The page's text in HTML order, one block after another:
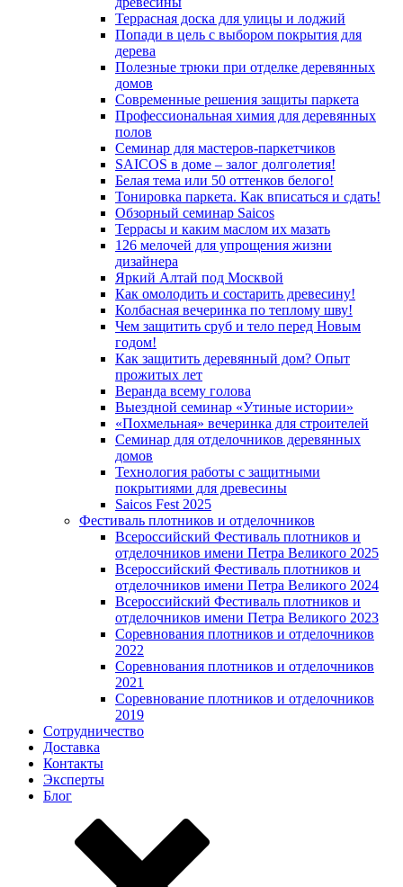
Террасная доска для улицы и лоджий
Попади в цель с выбором покрытия для
дерева
Полезные трюки при отделке деревянных
домов
Современные решения защиты паркета
Профессиональная химия для деревянных
полов
Семинар для мастеров-паркетчиков
SAICOS в доме – залог долголетия!
Белая тема или 50 оттенков белого!
Тонировка паркета. Как вписаться и сдать!
Обзорный семинар Saicos
Террасы и каким маслом их мазать
126 мелочей для упрощения жизни
дизайнера
Яркий Алтай под Москвой
Как омолодить и состарить древесину!
Колбасная вечеринка по теплому шву!
Чем защитить сруб и тело перед Новым
годом!
Как защитить деревянный дом? Опыт
прожитых лет
Веранда всему голова
Выездной семинар «Утиные истории»
«Похмельная» вечеринка для строителей
Семинар для отделочников деревянных
домов
Технология работы с защитными
покрытиями для древесины
Saicos Fest 2025
Фестиваль плотников и отделочников
Всероссийский Фестиваль плотников и
отделочников имени Петра Великого 2025
Всероссийский Фестиваль плотников и
отделочников имени Петра Великого 2024
Всероссийский Фестиваль плотников и
отделочников имени Петра Великого 2023
Соревнования плотников и отделочников
2022
Соревнования плотников и отделочников
2021
Соревнование плотников и отделочников
2019
Сотрудничество
Доставка
Контакты
Эксперты
Блог